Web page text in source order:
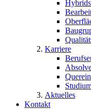
Karriere
Aktuelles
Kontakt